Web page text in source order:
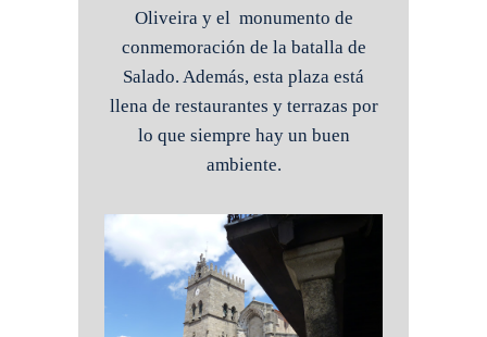
Oliveira y el monumento de
conmemoración de la batalla de
Salado. Además, esta plaza está
llena de restaurantes y terrazas por
lo que siempre hay un buen
ambiente.